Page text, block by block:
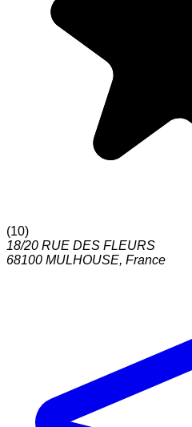
(10)
18/20 RUE DES FLEURS
68100 MULHOUSE, France